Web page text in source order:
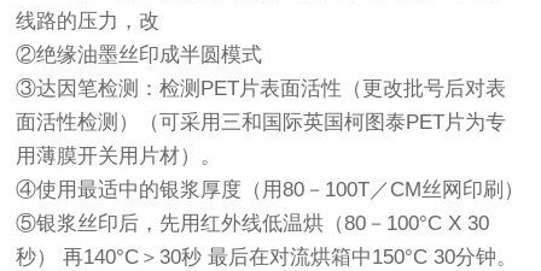
线路的压力，改
②绝缘油墨丝印成半圆模式
③达因笔检测：检测PET片表面活性（更改批号后对表
面活性检测）（可采用三和国际英国柯图泰PET片为专
用薄膜开关用片材）。
④使用最适中的银浆厚度（用80－100T／CM丝网印刷）
⑤银浆丝印后，先用红外线低温烘（80－100°C X 30
秒） 再140°C＞30秒 最后在对流烘箱中150°C 30分钟。